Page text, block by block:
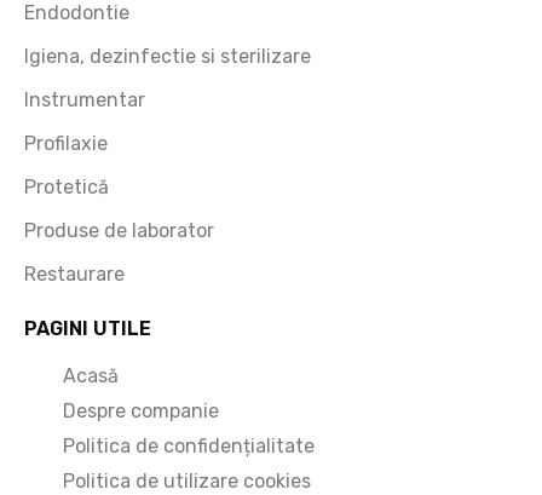
Endodontie
Igiena, dezinfectie si sterilizare
Instrumentar
Profilaxie
Protetică
Produse de laborator
Restaurare
PAGINI UTILE
Acasă
Despre companie
Politica de confidențialitate
Politica de utilizare cookies